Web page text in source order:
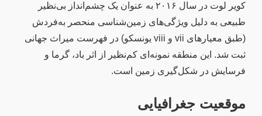
کویر لوت در سال ۲۰۱۶ به عنوان یک چشم‌انداز بی‌نظیر
طبیعی به‌ دلیل ویژگی‌های زمین‌شناسی منحصر به‌فردش
(طبق معیارهای vii و viii یونسکو) در فهرست میراث جهانی
ثبت شد. این منطقه نمونه‌ای کم‌نظیر از اثر باد، گرما و
فرسایش در شکل‌گیری زمین است.
موقعیت جغرافیایی